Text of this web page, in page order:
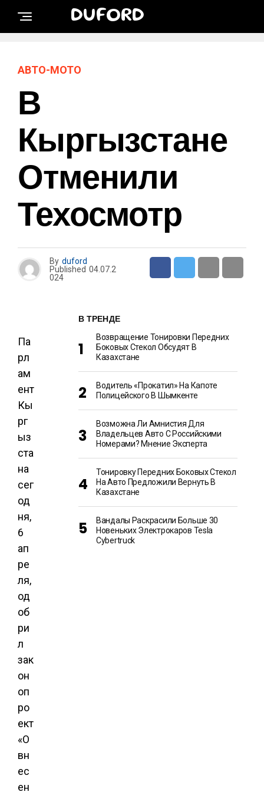
DUFORD
АВТО-МОТО
В
Кыргызстане
Отменили
Техосмотр
By duford
Published 04.07.2
024
Па
рл
ам
ент
Кы
рг
ыз
ста
на
сег
од
ня,
6
ап
ре
ля,
од
об
ри
л
зак
он
оп
ро
ект
«О
вн
ес
ен
В ТРЕНДЕ
Возвращение Тонировки Передних
Боковых Стекол Обсудят В
Казахстане
Водитель «прокатил» На Капоте
Полицейского В Шымкенте
Возможна Ли Амнистия Для
Владельцев Авто С Российскими
Номерами? Мнение Эксперта
Тонировку Передних Боковых Стекол
На Авто Предложили Вернуть В
Казахстане
Вандалы Раскрасили Больше 30
Новеньких Электрокаров Tesla
Cybertruck